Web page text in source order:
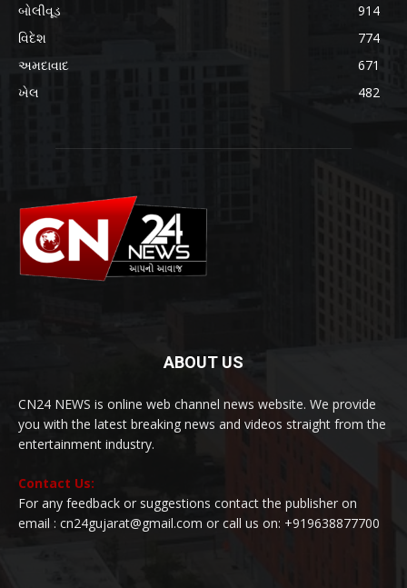
બોલીવૂડ
914
વિદેશ
774
અમદાવાદ
671
ખેલ
482
ABOUT US
CN24 NEWS is online web channel news website. We provide
you with the latest breaking news and videos straight from the
entertainment industry.
Contact Us:
For any feedback or suggestions contact the publisher on
email : cn24gujarat@gmail.com or call us on: +919638877700